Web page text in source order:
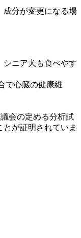
成分が変更になる場
シニア犬も食べやす
で心臓の健康維
会の定める分析試
が証明されていま